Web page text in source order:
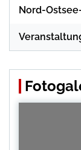
Nord-